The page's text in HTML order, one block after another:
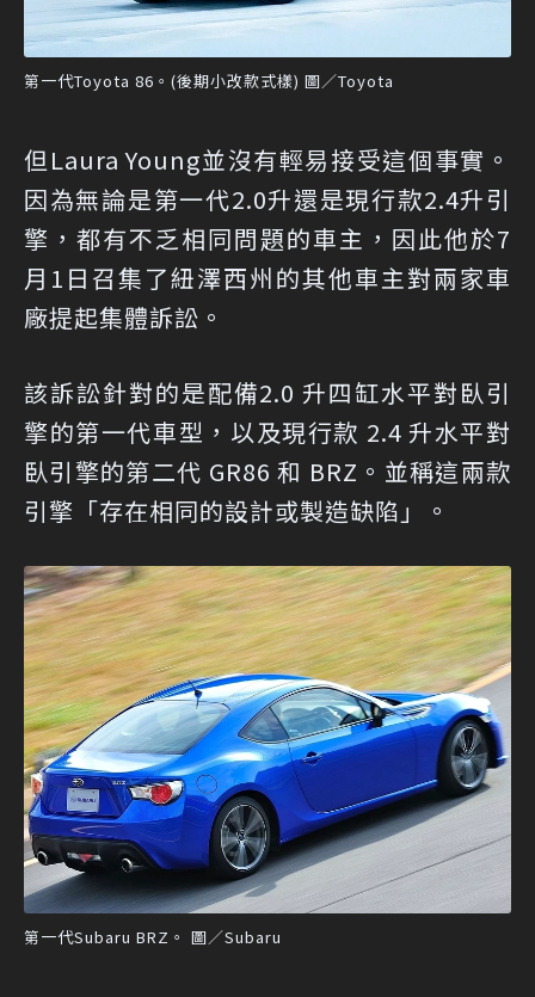
第一代Toyota 86。(後期小改款式樣) 圖／Toyota
但Laura Young並沒有輕易接受這個事實。
因為無論是第一代2.0升還是現行款2.4升引
擎，都有不乏相同問題的車主，因此他於7
月1日召集了紐澤西州的其他車主對兩家車
廠提起集體訴訟。
該訴訟針對的是配備2.0 升四缸水平對臥引
擎的第一代車型，以及現行款 2.4 升水平對
臥引擎的第二代 GR86 和 BRZ。並稱這兩款
引擎「存在相同的設計或製造缺陷」。
第一代Subaru BRZ。 圖／Subaru